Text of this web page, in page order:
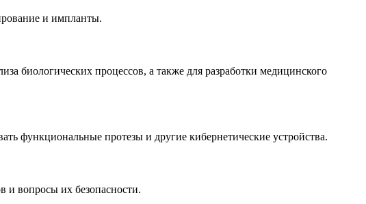
и импланты.
биологических процессов, а также для разработки медицинского
функциональные протезы и другие кибернетические устройства.
и вопросы их безопасности.